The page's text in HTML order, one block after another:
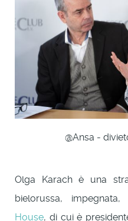
@Ansa -
Olga Karach è una
bielorussa, impegnata,
House, di cui è